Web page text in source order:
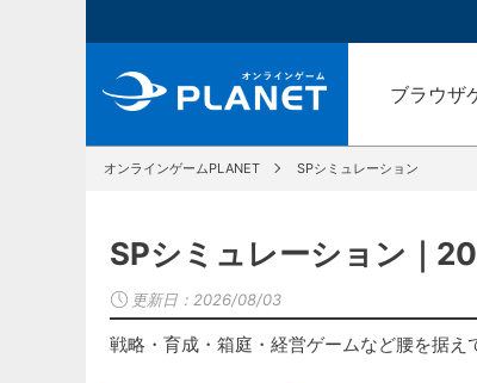
ブラウザ
オンラインゲームPLANET SPシミュレーション
SPシミュレーション｜
更新日： 2026/08/03
戦略・育成・箱庭・経営ゲームなど腰を据え